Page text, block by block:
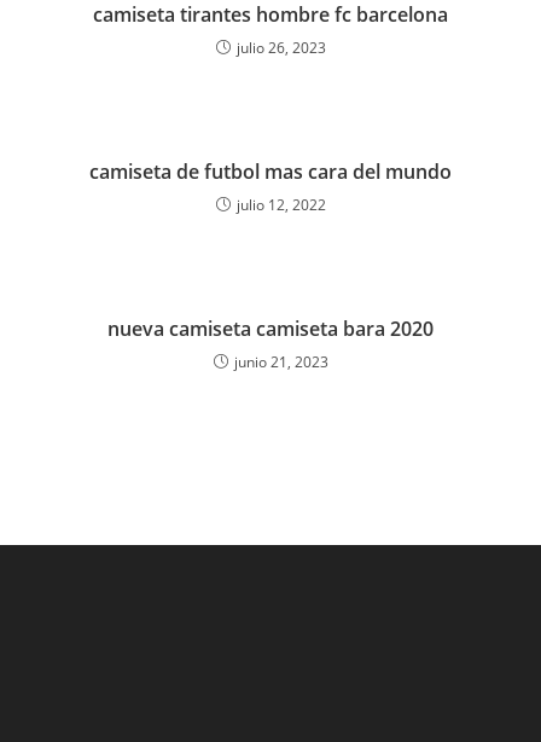
camiseta tirantes hombre fc barcelona
julio 26, 2023
camiseta de futbol mas cara del mundo
julio 12, 2022
nueva camiseta camiseta bara 2020
junio 21, 2023